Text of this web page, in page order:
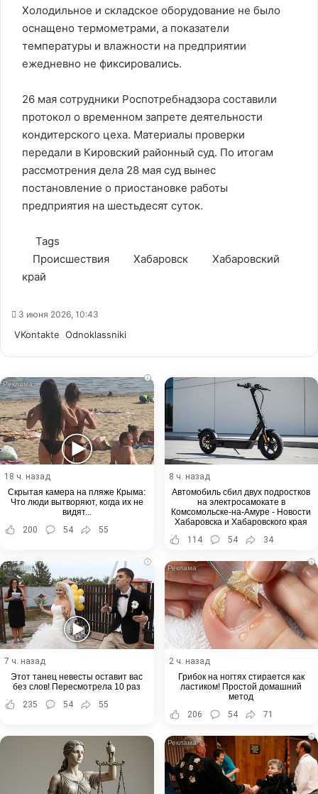
Холодильное и складское оборудование не было
оснащено термометрами, а показатели
температуры и влажности на предприятии
ежедневно не фиксировались.
26 мая сотрудники Роспотребнадзора составили
протокол о временном запрете деятельности
кондитерского цеха. Материалы проверки
передали в Кировский районный суд. По итогам
рассмотрения дела 28 мая суд вынес
постановление о приостановке работы
предприятия на шестьдесят суток.
Tags
Происшествия
Хабаровск
Хабаровский
край
3 июня 2026, 10:43
VKontakte Odnoklassniki
i
18 ч. назад
Скрытая камера на пляже Крыма:
Что люди вытворяют, когда их не
видят...
200
54 55
8 ч. назад
Автомобиль сбил двух подростков
на электросамокате в
Комсомольске-на-Амуре - Новости
Хабаровска и Хабаровского края
114
54 34
i
7 ч. назад
Этот танец невесты оставит вас
без слов! Пересмотрела 10 раз
235
54 55
i
2 ч. назад
Грибок на ногтях стирается как
ластиком! Простой домашний
метод
206
54 71
i